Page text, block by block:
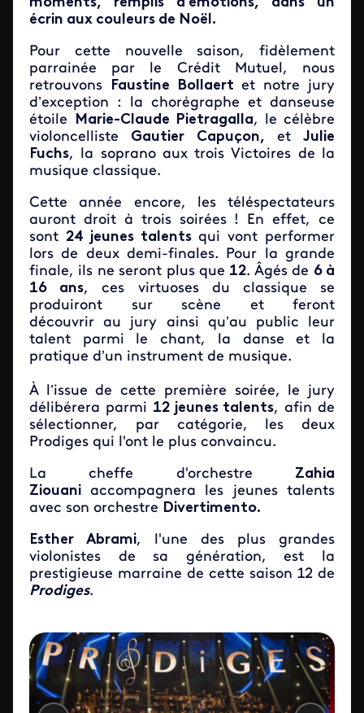
écrin aux couleurs de Noël.
Pour cette nouvelle saison, fidèlement
parrainée par le Crédit Mutuel, nous
retrouvons
Faustine Bollaert et notre jury
d’exception : la chorégraphe et danseuse
étoile
Marie-Claude Pietragalla, le célèbre
violoncelliste Gautier Capuçon, et Julie
Fuchs, la soprano aux trois Victoires de la
musique classique.
Cette année encore, les téléspectateurs
auront droit à trois soirées ! En effet, ce
sont 24 jeunes talentsqui vont performer
lors de deux demi-finales. Pour la grande
finale, ils ne seront plus que 12. Âgés de 6 à
16 ans, ces virtuoses du classique se
produiront sur scène et feront
découvrir au jury ainsi qu’au public leur
talent parmi le chant, la danse et la
pratique d’un instrument de musique.
À l’issue de cette première soirée, le jury
délibérera parmi 12 jeunes talents, afin de
sélectionner, par catégorie, les deux
Prodiges qui l'ont le plus convaincu.
La cheffe d'orchestre Zahia
Ziouani accompagnera les jeunes talents
avec son orchestre Divertimento.
Esther Abrami, l'une des plus grandes
violonistes de sa génération, est la
prestigieuse marraine de cette saison 12 de
Prodiges.